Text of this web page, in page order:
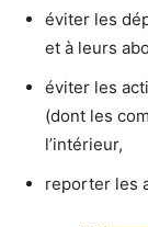
éviter les
et à leurs
éviter les
(dont les
l’intérieur,
reporter les